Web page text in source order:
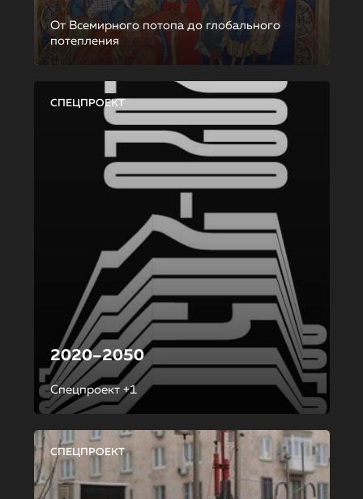
От Всемирного потопа до глобального
потепления
СПЕЦПРОЕКТ
2020–2050
Спецпроект +1
СПЕЦПРОЕКТ